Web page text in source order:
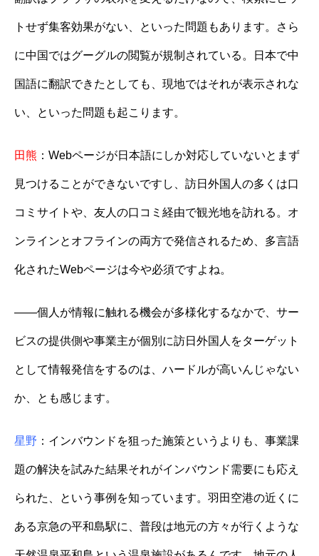
トせず集客効果がない、といった問題もあります。さら
に中国ではグーグルの閲覧が規制されている。日本で中
国語に翻訳できたとしても、現地ではそれが表示されな
い、といった問題も起こります。
田熊 ：Webページが日本語にしか対応していないとまず
見つけることができないですし、訪日外国人の多くは口
コミサイトや、友人の口コミ経由で観光地を訪れる。オ
ンラインとオフラインの両方で発信されるため、多言語
化されたWebページは今や必須ですよね。
——個人が情報に触れる機会が多様化するなかで、サー
ビスの提供側や事業主が個別に訪日外国人をターゲット
として情報発信をするのは、ハードルが高いんじゃない
か、とも感じます。
星野 ：インバウンドを狙った施策というよりも、事業課
題の解決を試みた結果それがインバウンド需要にも応え
られた、という事例を知っています。羽田空港の近くに
ある京急の平和島駅に、普段は地元の方々が行くような